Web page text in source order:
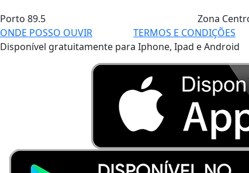
Porto 89.5 Zona
ONDE POSSO OUVIR
TERMOS E CONDIÇÕES
Disponível gratuitamente para Iphone, Ipad e Android